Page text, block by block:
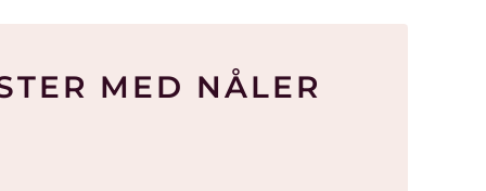
MED NÅLER